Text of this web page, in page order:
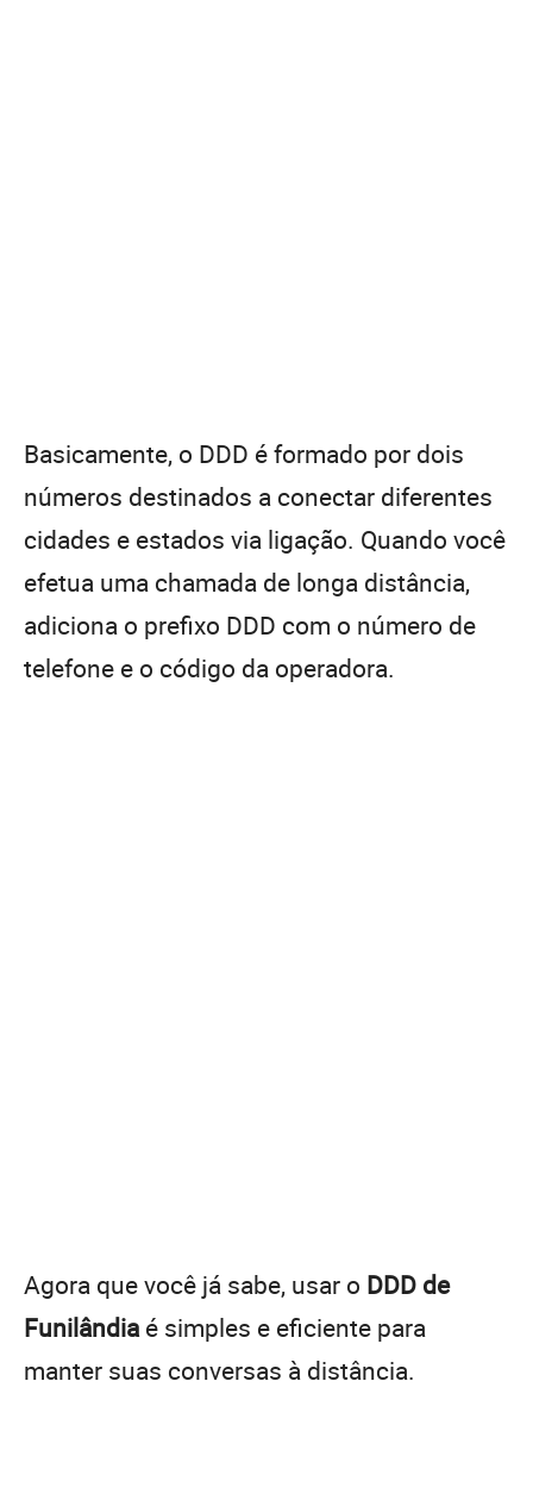
Basicamente, o DDD é formado por dois
números destinados a conectar diferentes
cidades e estados via ligação. Quando você
efetua uma chamada de longa distância,
adiciona o prefixo DDD com o número de
telefone e o código da operadora.
Agora que você já sabe, usar o DDD de
Funilândia é simples e eficiente para
manter suas conversas à distância.